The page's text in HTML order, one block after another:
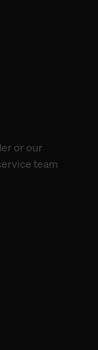
Daten
or our
team